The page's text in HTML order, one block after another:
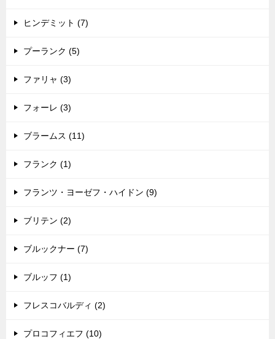
ヒンデミット (7)
プーランク (5)
ファリャ (3)
フォーレ (3)
ブラームス (11)
フランク (1)
フランツ・ヨーゼフ・ハイドン (9)
ブリテン (2)
ブルックナー (7)
ブルッフ (1)
フレスコバルディ (2)
プロコフィエフ (10)